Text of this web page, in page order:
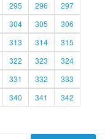
295 296
297
304 305
306
313 314
315
322 323
324
331 332
333
340 341
342